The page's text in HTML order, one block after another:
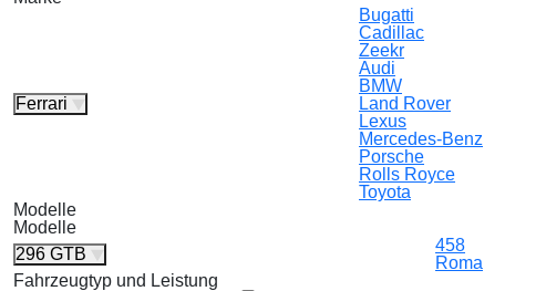
Ferrari
Bugatti
Cadillac
Zeekr
Audi
BMW
Land Rover
Lexus
Mercedes-Benz
Porsche
Rolls Royce
Toyota
Modelle
Modelle
296 GTB
458
Roma
Fahrzeugtyp und Leistung